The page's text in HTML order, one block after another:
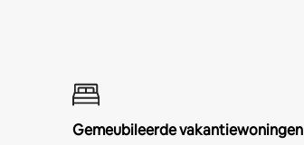
Gemeubileerde vakantiewoningen